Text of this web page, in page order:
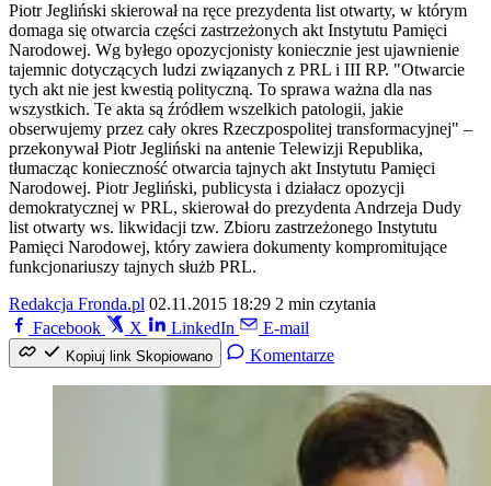
Piotr Jegliński skierował na ręce prezydenta list otwarty, w którym
domaga się otwarcia części zastrzeżonych akt Instytutu Pamięci
Narodowej. Wg byłego opozycjonisty koniecznie jest ujawnienie
tajemnic dotyczących ludzi związanych z PRL i III RP. "Otwarcie
tych akt nie jest kwestią polityczną. To sprawa ważna dla nas
wszystkich. Te akta są źródłem wszelkich patologii, jakie
obserwujemy przez cały okres Rzeczpospolitej transformacyjnej" –
przekonywał Piotr Jegliński na antenie Telewizji Republika,
tłumacząc konieczność otwarcia tajnych akt Instytutu Pamięci
Narodowej. Piotr Jegliński, publicysta i działacz opozycji
demokratycznej w PRL, skierował do prezydenta Andrzeja Dudy
list otwarty ws. likwidacji tzw. Zbioru zastrzeżonego Instytutu
Pamięci Narodowej, który zawiera dokumenty kompromitujące
funkcjonariuszy tajnych służb PRL.
Redakcja Fronda.pl 02.11.2015 18:29 2 min czytania
Facebook
X LinkedIn E-mail
Kopiuj link Skopiowano Komentarze